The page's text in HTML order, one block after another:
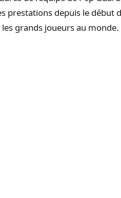
prestations depuis le début
les grands joueurs au monde.